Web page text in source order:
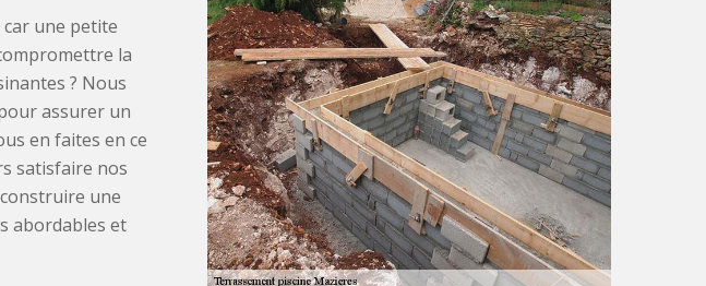
car une petite
la
? Nous
assurer un
en faites en ce
satisfaire nos
une
abordables et